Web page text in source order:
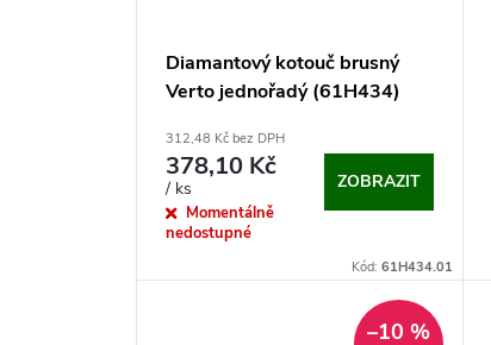
Diamantový kotouč brusný
Verto jednořadý (61H434)
312,48 Kč bez DPH
378,10 Kč
/ ks
Momentálně
nedostupné
ZOBRAZIT
Kód:61H434.01
–10 %